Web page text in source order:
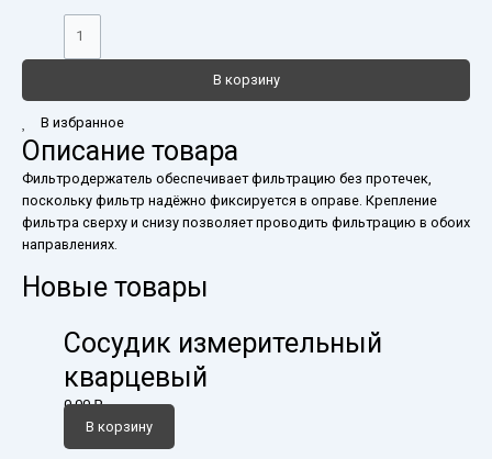
В корзину
В избранное
Описание товара
Фильтродержатель обеспечивает фильтрацию без протечек,
поскольку фильтр надёжно фиксируется в оправе. Крепление
фильтра сверху и снизу позволяет проводить фильтрацию в обоих
направлениях.
Новые товары
Сосудик измерительный
кварцевый
0,00₽
В корзину